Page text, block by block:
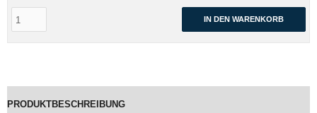
IN DEN WARENKORB
PRODUKTBESCHREIBUNG